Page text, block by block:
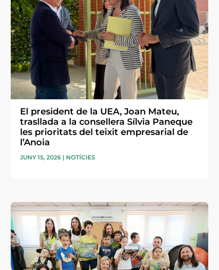
El president de la UEA, Joan Mateu,
trasllada a la consellera Sílvia Paneque
les prioritats del teixit empresarial de
l’Anoia
JUNY 15, 2026 | NOTÍCIES